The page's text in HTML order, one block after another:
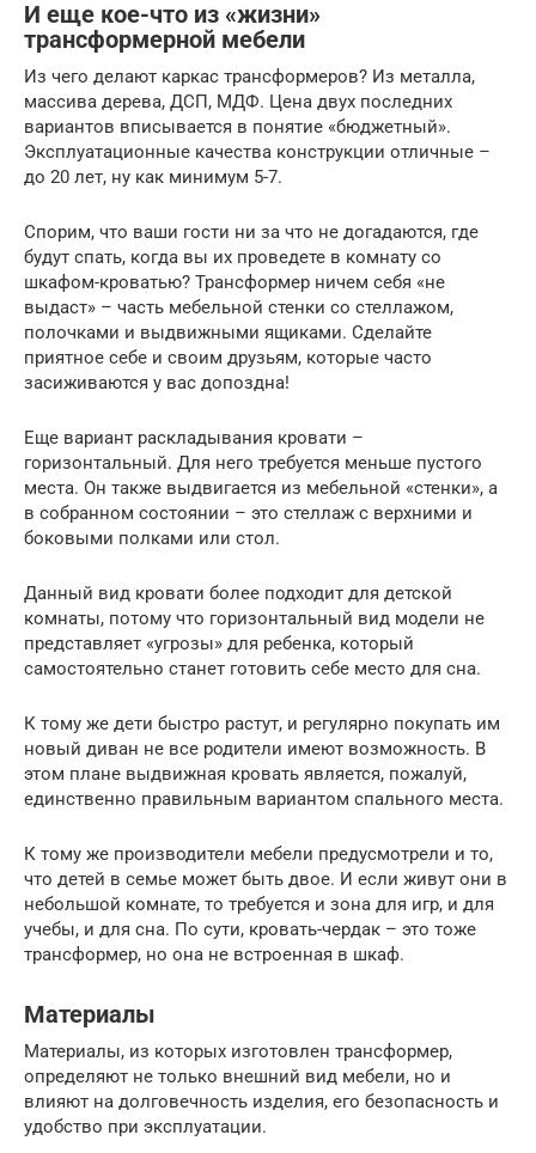
И еще кое-что из «жизни»
трансформерной мебели
Из чего делают каркас трансформеров? Из металла,
массива дерева, ДСП, МДФ. Цена двух последних
вариантов вписывается в понятие «бюджетный».
Эксплуатационные качества конструкции отличные –
до 20 лет, ну как минимум 5-7.
Спорим, что ваши гости ни за что не догадаются, где
будут спать, когда вы их проведете в комнату со
шкафом-кроватью? Трансформер ничем себя «не
выдаст» – часть мебельной стенки со стеллажом,
полочками и выдвижными ящиками. Сделайте
приятное себе и своим друзьям, которые часто
засиживаются у вас допоздна!
Еще вариант раскладывания кровати –
горизонтальный. Для него требуется меньше пустого
места. Он также выдвигается из мебельной «стенки», а
в собранном состоянии – это стеллаж с верхними и
боковыми полками или стол.
Данный вид кровати более подходит для детской
комнаты, потому что горизонтальный вид модели не
представляет «угрозы» для ребенка, который
самостоятельно станет готовить себе место для сна.
К тому же дети быстро растут, и регулярно покупать им
новый диван не все родители имеют возможность. В
этом плане выдвижная кровать является, пожалуй,
единственно правильным вариантом спального места.
К тому же производители мебели предусмотрели и то,
что детей в семье может быть двое. И если живут они в
небольшой комнате, то требуется и зона для игр, и для
учебы, и для сна. По сути, кровать-чердак – это тоже
трансформер, но она не встроенная в шкаф.
Материалы
Материалы, из которых изготовлен трансформер,
определяют не только внешний вид мебели, но и
влияют на долговечность изделия, его безопасность и
удобство при эксплуатации.